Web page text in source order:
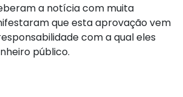
a notícia com muita
que esta aprovação vem
com a qual eles
público.